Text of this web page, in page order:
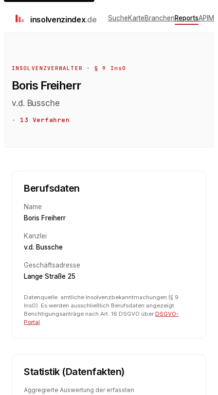
insolvenzindex.de SucheKarteBranchenReportsAPI
INSOLVENZVERWALTER · § 9 InsO
Boris Freiherr
v.d. Bussche
· 13 Verfahren
Berufsdaten
Name
Boris Freiherr
Kanzlei
v.d. Bussche
Geschäftsadresse
Lange Straße 25
Datenquelle: amtliche Insolvenzbekanntmachungen (§ 9
InsO). Es werden ausschließlich Berufsdaten angezeigt.
Berichtigungsanträge nach Art. 16 DSGVO über DSGVO-
Portal.
Statistik (Datenfakten)
Aggregierte Auswertung der erfassten